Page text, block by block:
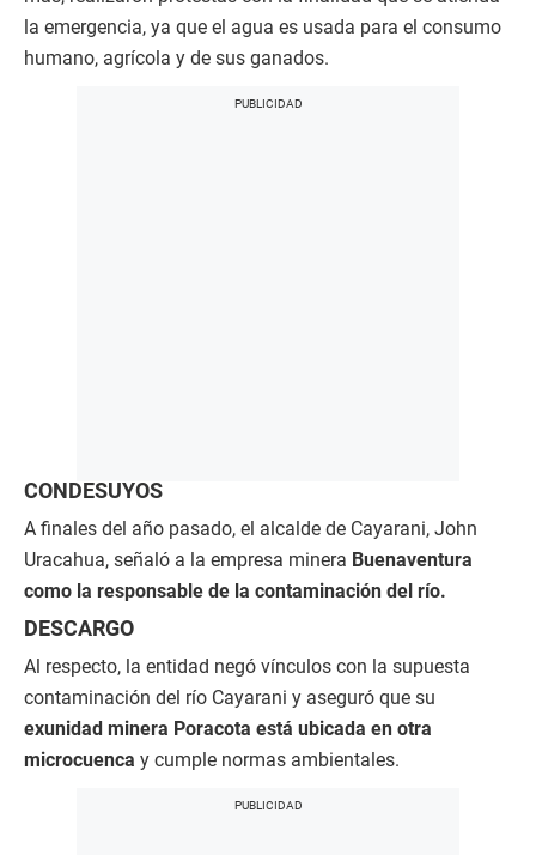
la emergencia, ya que el agua es usada para el consumo
humano, agrícola y de sus ganados.
CONDESUYOS
A finales del año pasado, el alcalde de Cayarani, John
Uracahua, señaló a la empresa minera Buenaventura
como la responsable de la contaminación del río.
DESCARGO
Al respecto, la entidad negó vínculos con la supuesta
contaminación del río Cayarani y aseguró que su
exunidad minera Poracota está ubicada en otra
microcuenca y cumple normas ambientales.